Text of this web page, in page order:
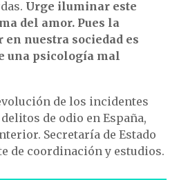
Urge iluminar este
del amor. Pues la
en nuestra sociedad es
una psicología mal
de los incidentes
de odio en España,
Secretaría de Estado
de coordinación y estudios.